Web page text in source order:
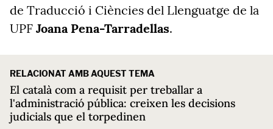
de Traducció i Ciències del Llenguatge de la
UPF Joana Pena-Tarradellas.
RELACIONAT AMB AQUEST TEMA
El català com a requisit per treballar a
l'administració pública: creixen les decisions
judicials que el torpedinen